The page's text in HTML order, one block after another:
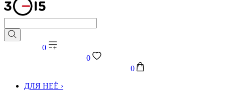
0
0
0
ДЛЯ НЕЁ ›